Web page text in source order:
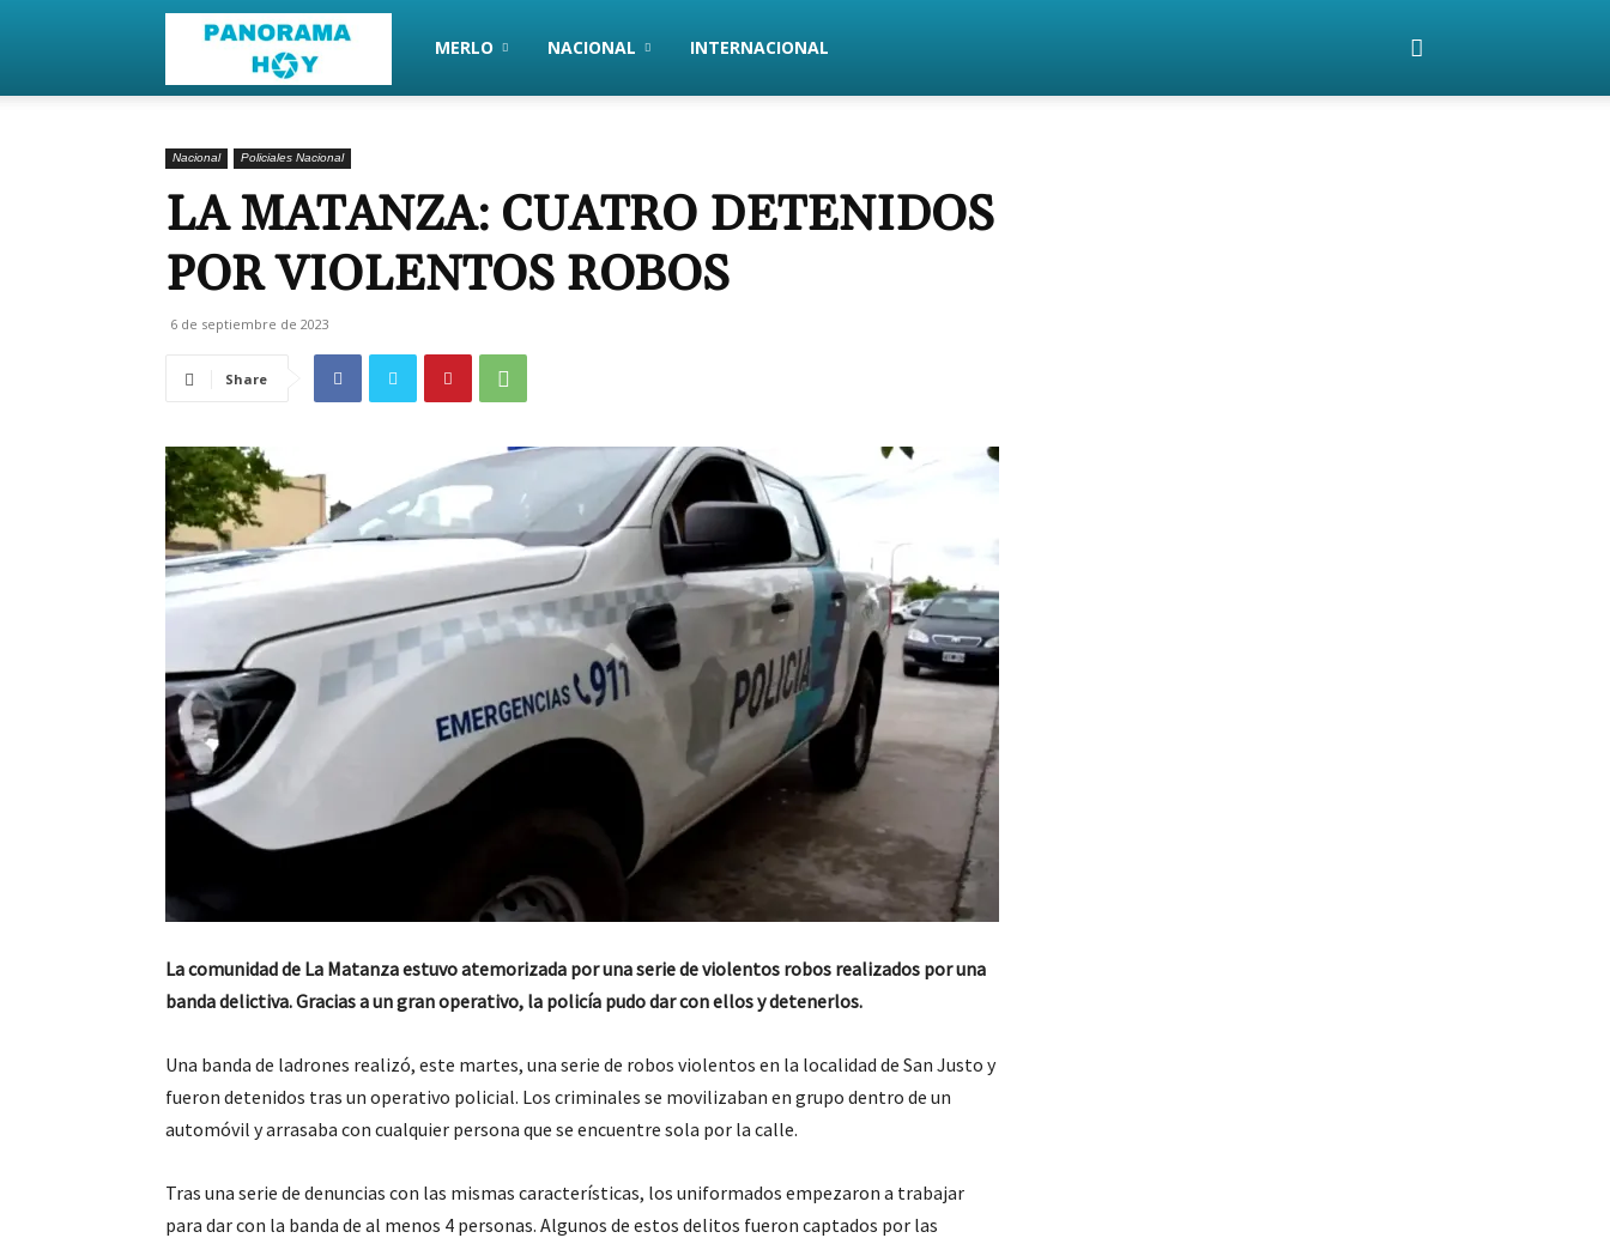
PanoramaHoy
MERLO NACIONAL INTERNACIONAL
Nacional Policiales Nacional
LA MATANZA: CUATRO DETENIDOS
POR VIOLENTOS ROBOS
6 de septiembre de 2023
Share
La comunidad de La Matanza estuvo atemorizada por una serie de violentos robos realizados por una
banda delictiva. Gracias a un gran operativo, la policía pudo dar con ellos y detenerlos.
Una banda de ladrones realizó, este martes, una serie de robos violentos en la localidad de San Justo y
fueron detenidos tras un operativo policial. Los criminales se movilizaban en grupo dentro de un
automóvil y arrasaba con cualquier persona que se encuentre sola por la calle.
Tras una serie de denuncias con las mismas características, los uniformados empezaron a trabajar
para dar con la banda de al menos 4 personas. Algunos de estos delitos fueron captados por las